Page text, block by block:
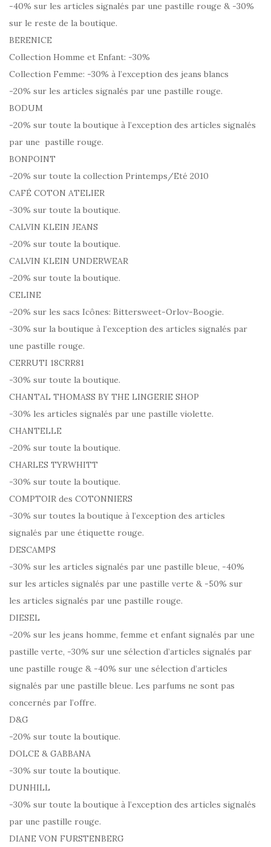
-40% sur les articles signalés par une pastille rouge & -30%
sur le reste de la boutique.
BERENICE
Collection Homme et Enfant: -30%
Collection Femme: -30% à l’exception des jeans blancs
-20% sur les articles signalés par une pastille rouge.
BODUM
-20% sur toute la boutique à l’exception des articles signalés
par une pastille rouge.
BONPOINT
-20% sur toute la collection Printemps/Eté 2010
CAFÉ COTON ATELIER
-30% sur toute la boutique.
CALVIN KLEIN JEANS
-20% sur toute la boutique.
CALVIN KLEIN UNDERWEAR
-20% sur toute la boutique.
CELINE
-20% sur les sacs Icônes: Bittersweet-Orlov-Boogie.
-30% sur la boutique à l’exception des articles signalés par
une pastille rouge.
CERRUTI 18CRR81
-30% sur toute la boutique.
CHANTAL THOMASS BY THE LINGERIE SHOP
-30% les articles signalés par une pastille violette.
CHANTELLE
-20% sur toute la boutique.
CHARLES TYRWHITT
-30% sur toute la boutique.
COMPTOIR des COTONNIERS
-30% sur toutes la boutique à l’exception des articles
signalés par une étiquette rouge.
DESCAMPS
-30% sur les articles signalés par une pastille bleue, -40%
sur les articles signalés par une pastille verte & -50% sur
les articles signalés par une pastille rouge.
DIESEL
-20% sur les jeans homme, femme et enfant signalés par une
pastille verte, -30% sur une sélection d’articles signalés par
une pastille rouge & -40% sur une sélection d’articles
signalés par une pastille bleue. Les parfums ne sont pas
concernés par l’offre.
D&G
-20% sur toute la boutique.
DOLCE & GABBANA
-30% sur toute la boutique.
DUNHILL
-30% sur toute la boutique à l’exception des articles signalés
par une pastille rouge.
DIANE VON FURSTENBERG